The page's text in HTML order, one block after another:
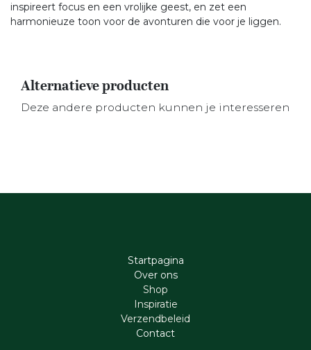
inspireert focus en een vrolijke geest, en zet een
harmonieuze toon voor de avonturen die voor je liggen.
Alternatieve producten
Deze andere producten kunnen je interesseren
Startpagina
Ove​r​ ons
Shop
Inspiratie
Verzendbeleid
Cont​act